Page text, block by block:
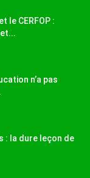
le CERFOP :
n’a pas
: la dure leçon de